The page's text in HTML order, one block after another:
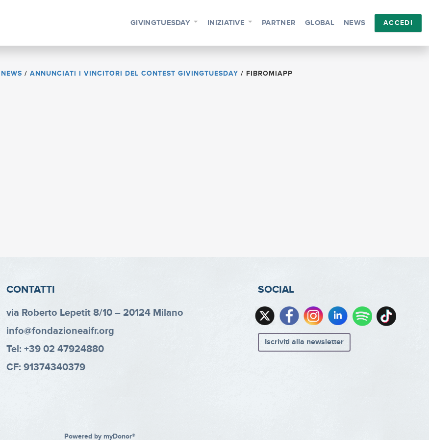
GIVINGTUESDAY INIZIATIVE PARTNER GLOBAL NEWS ACCEDI
NEWS / ANNUNCIATI I VINCITORI DEL CONTEST GIVINGTUESDAY / FIBROMIAPP
CONTATTI
via Roberto Lepetit 8/10 – 20124 Milano
info@fondazioneaifr.org
Tel: +39 02 47924880
CF: 91374340379
SOCIAL
Iscriviti alla newsletter
Powered by myDonor®